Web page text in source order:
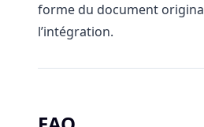
forme du document
l’intégration.